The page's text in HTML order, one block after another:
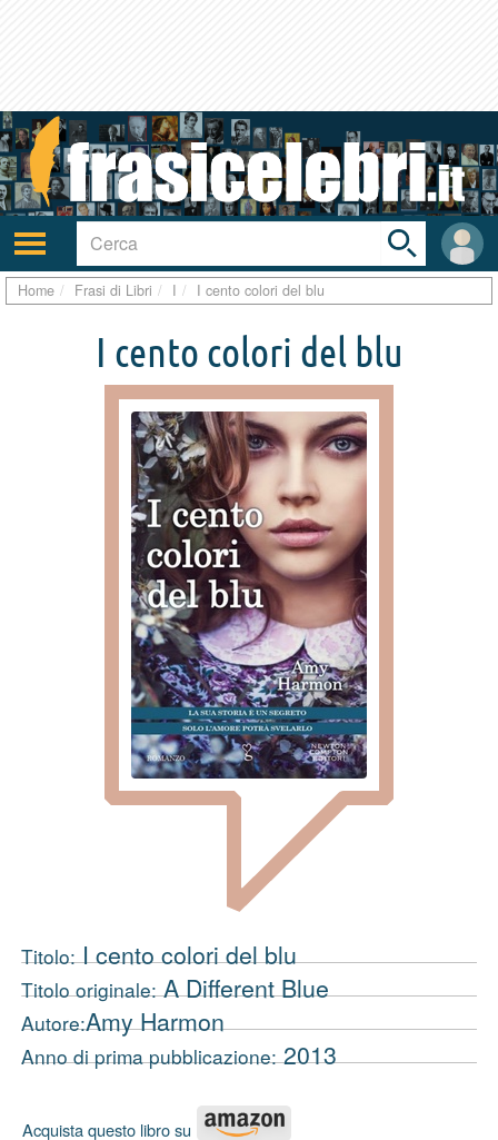
Attiva/disattiva
navigazione
User
area
Toggle
search
bar
Home Frasi di Libri I I cento colori del blu
I cento colori del blu
Titolo:I cento colori del blu
Titolo originale:A Different Blue
Autore:Amy Harmon
Anno di prima pubblicazione:2013
Acquista questo libro su